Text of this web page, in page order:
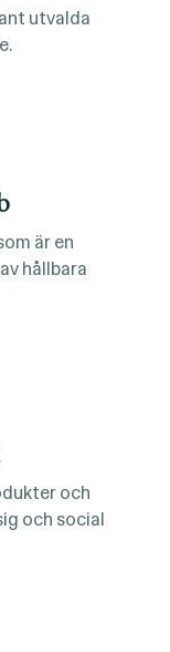
utvalda
är en
hållbara
och
och social